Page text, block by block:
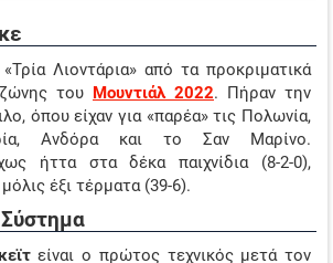
Λιοντάρια» από τα προκριματικά
του Μουντιάλ 2022. Πήραν την
όπου είχαν για «παρέα» τις Πολωνία,
Ανδόρα και το Σαν Μαρίνο.
ήττα στα δέκα παιχνίδια (8-2-0),
έξι τέρματα (39-6).
είναι ο πρώτος τεχνικός μετά τον